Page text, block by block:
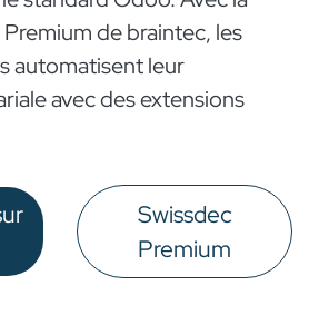
de braintec, les
automatisent leur
avec des extensions
Swissdec
Premium